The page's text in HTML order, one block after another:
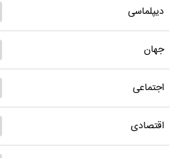
دیپلماسی
جهان
اجتماعی
اقتصادی